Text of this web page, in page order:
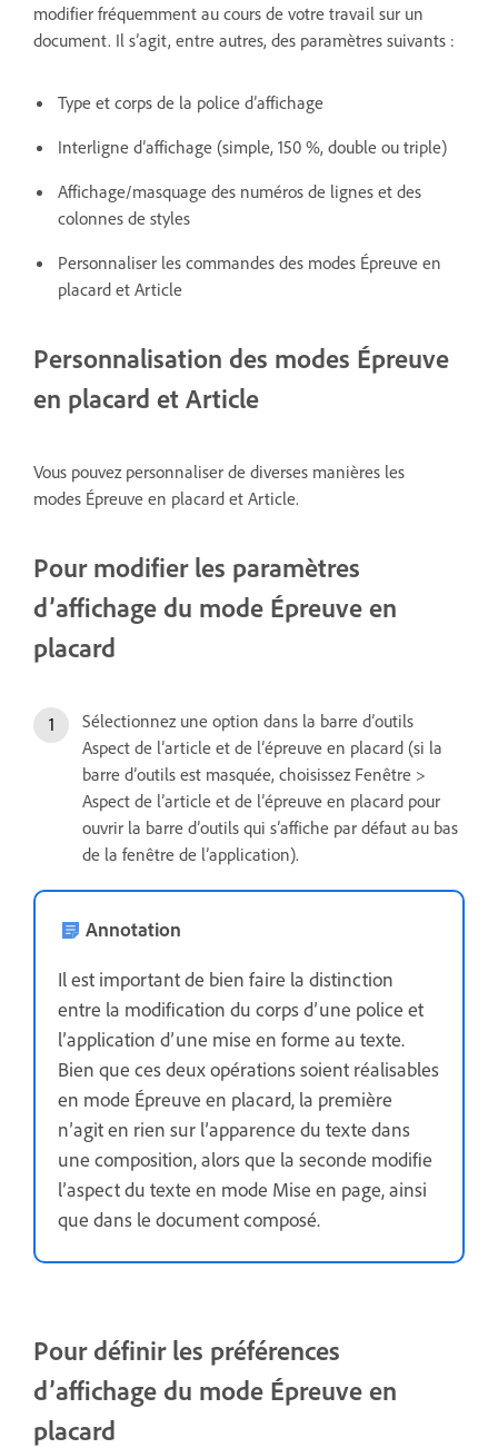
modifier fréquemment au cours de votre travail sur un
document. Il s’agit, entre autres, des paramètres suivants :
Type et corps de la police d’affichage
Interligne d’affichage (simple, 150 %, double ou triple)
Affichage/masquage des numéros de lignes et des
colonnes de styles
Personnaliser les commandes des modes Épreuve en
placard et Article
Personnalisation des modes Épreuve
en placard et Article
Vous pouvez personnaliser de diverses manières les
modes Épreuve en placard et Article.
Pour modifier les paramètres
d’affichage du mode Épreuve en
placard
Sélectionnez une option dans la barre d’outils
Aspect de l’article et de l’épreuve en placard (si la
barre d’outils est masquée, choisissez Fenêtre >
Aspect de l’article et de l’épreuve en placard pour
ouvrir la barre d’outils qui s’affiche par défaut au bas
de la fenêtre de l’application).
Annotation
Il est important de bien faire la distinction
entre la modification du corps d’une police et
l’application d’une mise en forme au texte.
Bien que ces deux opérations soient réalisables
en mode Épreuve en placard, la première
n’agit en rien sur l’apparence du texte dans
une composition, alors que la seconde modifie
l’aspect du texte en mode Mise en page, ainsi
que dans le document composé.
Pour définir les préférences
d’affichage du mode Épreuve en
placard